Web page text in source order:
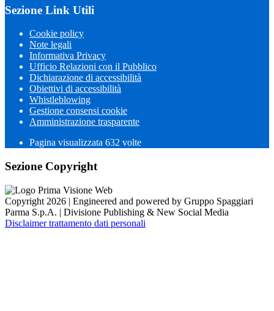
Sezione Link Utili
Cookie policy
Note legali
Informativa Privacy
Ufficio Relazioni con il Pubblico
Dichiarazione di accessibilità
Obiettivi di accessibilità
Whistleblowing
Gestione consensi cookie
Amministrazione trasparente
Pagina visualizzata 632 volte
Sezione Copyright
Copyright 2026 | Engineered and powered by Gruppo Spaggiari
Parma S.p.A. | Divisione Publishing & New Social Media
Disclaimer trattamento dati personali